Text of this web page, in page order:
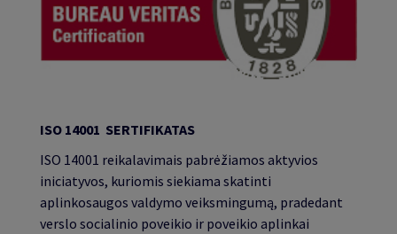
ISO 14001 SERTIFIKATAS
ISO 14001 reikalavimais pabrėžiamos aktyvios
iniciatyvos, kuriomis siekiama skatinti
aplinkosaugos valdymo veiksmingumą, pradedant
verslo socialinio poveikio ir poveikio aplinkai